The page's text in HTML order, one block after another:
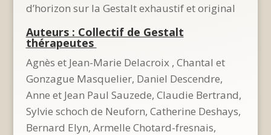
d’horizon sur la Gestalt exhaustif et original
Auteurs : Collectif de Gestalt
thérapeutes
Agnès et Jean-Marie Delacroix , Chantal et
Gonzague Masquelier, Daniel Descendre,
Anne et Jean Paul Sauzede, Claudie Bertrand,
Sylvie schoch de Neuforn, Catherine Deshays,
Bernard Elyn, Armelle Chotard-fresnais,